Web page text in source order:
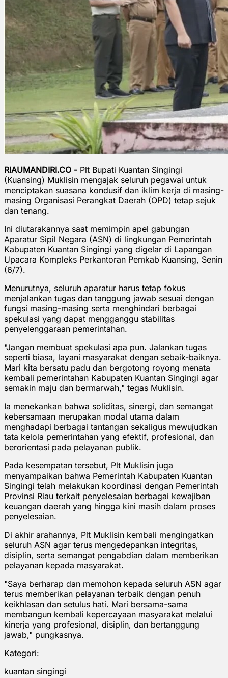
RIAUMANDIRI.CO - Plt Bupati Kuantan Singingi
(Kuansing) Muklisin mengajak seluruh pegawai untuk
menciptakan suasana kondusif dan iklim kerja di masing-
masing Organisasi Perangkat Daerah (OPD) tetap sejuk
dan tenang.
Ini diutarakannya saat memimpin apel gabungan
Aparatur Sipil Negara (ASN) di lingkungan Pemerintah
Kabupaten Kuantan Singingi yang digelar di Lapangan
Upacara Kompleks Perkantoran Pemkab Kuansing, Senin
(6/7).
Menurutnya, seluruh aparatur harus tetap fokus
menjalankan tugas dan tanggung jawab sesuai dengan
fungsi masing-masing serta menghindari berbagai
spekulasi yang dapat mengganggu stabilitas
penyelenggaraan pemerintahan.
"Jangan membuat spekulasi apa pun. Jalankan tugas
seperti biasa, layani masyarakat dengan sebaik-baiknya.
Mari kita bersatu padu dan bergotong royong menata
kembali pemerintahan Kabupaten Kuantan Singingi agar
semakin maju dan bermarwah," tegas Muklisin.
Ia menekankan bahwa soliditas, sinergi, dan semangat
kebersamaan merupakan modal utama dalam
menghadapi berbagai tantangan sekaligus mewujudkan
tata kelola pemerintahan yang efektif, profesional, dan
berorientasi pada pelayanan publik.
Pada kesempatan tersebut, Plt Muklisin juga
menyampaikan bahwa Pemerintah Kabupaten Kuantan
Singingi telah melakukan koordinasi dengan Pemerintah
Provinsi Riau terkait penyelesaian berbagai kewajiban
keuangan daerah yang hingga kini masih dalam proses
penyelesaian.
Di akhir arahannya, Plt Muklisin kembali mengingatkan
seluruh ASN agar terus mengedepankan integritas,
disiplin, serta semangat pengabdian dalam memberikan
pelayanan kepada masyarakat.
"Saya berharap dan memohon kepada seluruh ASN agar
terus memberikan pelayanan terbaik dengan penuh
keikhlasan dan setulus hati. Mari bersama-sama
membangun kembali kepercayaan masyarakat melalui
kinerja yang profesional, disiplin, dan bertanggung
jawab," pungkasnya.
Kategori:
kuantan singingi